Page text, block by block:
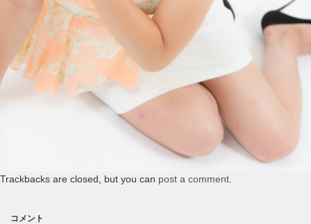
Trackbacks are closed, but you can post a comment
コメント